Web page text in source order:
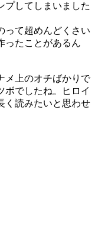
プしてしまいました
って超めんどくさい
ったことがあるん
メ上のオチばかりで
ボでしたね。ヒロイ
く読みたいと思わせ